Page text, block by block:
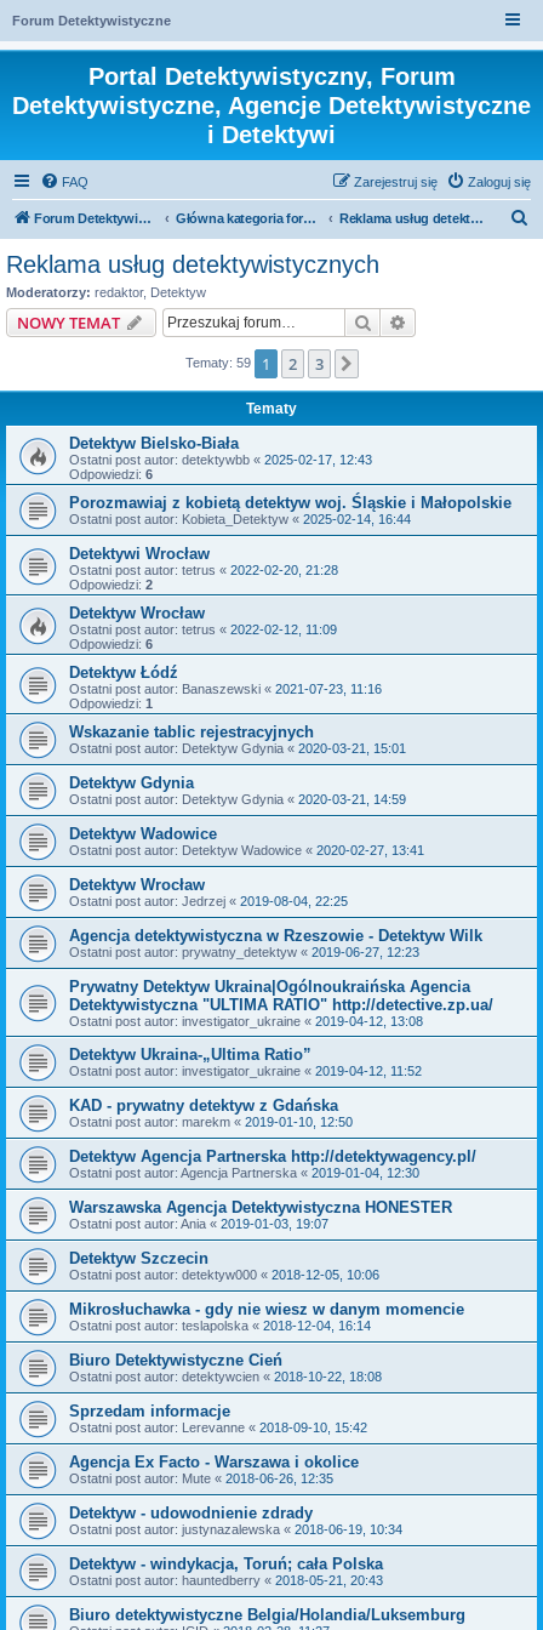
Forum Detektywistyczne
Portal Detektywistyczny, Forum
Detektywistyczne, Agencje Detektywistyczne
i Detektywi
FAQ Zaloguj się
Zarejestruj się
Forum Detektywistyczne, Detektyw Główna kategoria forum Reklama usług detektywistycznych
Reklama usług detektywistycznych
Moderatorzy: redaktor, Detektyw
NOWY TEMAT Szukaj
Tematy: 59 1 2 3
Tematy
Detektyw Bielsko-Biała
Ostatni post autor: detektywbb « 2025-02-17, 12:43
Odpowiedzi: 6
Porozmawiaj z kobietą detektyw woj. Śląskie i Małopolskie
Ostatni post autor: Kobieta_Detektyw « 2025-02-14, 16:44
Detektywi Wrocław
Ostatni post autor: tetrus « 2022-02-20, 21:28
Odpowiedzi: 2
Detektyw Wrocław
Ostatni post autor: tetrus « 2022-02-12, 11:09
Odpowiedzi: 6
Detektyw Łódź
Ostatni post autor: Banaszewski « 2021-07-23, 11:16
Odpowiedzi: 1
Wskazanie tablic rejestracyjnych
Ostatni post autor: Detektyw Gdynia « 2020-03-21, 15:01
Detektyw Gdynia
Ostatni post autor: Detektyw Gdynia « 2020-03-21, 14:59
Detektyw Wadowice
Ostatni post autor: Detektyw Wadowice « 2020-02-27, 13:41
Detektyw Wrocław
Ostatni post autor: Jedrzej « 2019-08-04, 22:25
Agencja detektywistyczna w Rzeszowie - Detektyw Wilk
Ostatni post autor: prywatny_detektyw « 2019-06-27, 12:23
Prywatny Detektyw Ukraina|Ogólnoukraińska Agencia
Detektywistyczna "ULTIMA RATIO" http://detective.zp.ua/
Ostatni post autor: investigator_ukraine « 2019-04-12, 13:08
Detektyw Ukraina-„Ultima Ratio”
Ostatni post autor: investigator_ukraine « 2019-04-12, 11:52
KAD - prywatny detektyw z Gdańska
Ostatni post autor: marekm « 2019-01-10, 12:50
Detektyw Agencja Partnerska http://detektywagency.pl/
Ostatni post autor: Agencja Partnerska « 2019-01-04, 12:30
Warszawska Agencja Detektywistyczna HONESTER
Ostatni post autor: Ania « 2019-01-03, 19:07
Detektyw Szczecin
Ostatni post autor: detektyw000 « 2018-12-05, 10:06
Mikrosłuchawka - gdy nie wiesz w danym momencie
Ostatni post autor: teslapolska « 2018-12-04, 16:14
Biuro Detektywistyczne Cień
Ostatni post autor: detektywcien « 2018-10-22, 18:08
Sprzedam informacje
Ostatni post autor: Lerevanne « 2018-09-10, 15:42
Agencja Ex Facto - Warszawa i okolice
Ostatni post autor: Mute « 2018-06-26, 12:35
Detektyw - udowodnienie zdrady
Ostatni post autor: justynazalewska « 2018-06-19, 10:34
Detektyw - windykacja, Toruń; cała Polska
Ostatni post autor: hauntedberry « 2018-05-21, 20:43
Biuro detektywistyczne Belgia/Holandia/Luksemburg